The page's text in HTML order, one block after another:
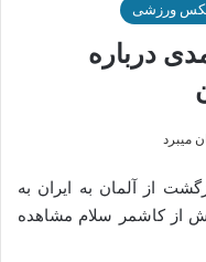
ورزشی
درباره
از آلمان به ایران به
از کاشمر سلام مشاهده